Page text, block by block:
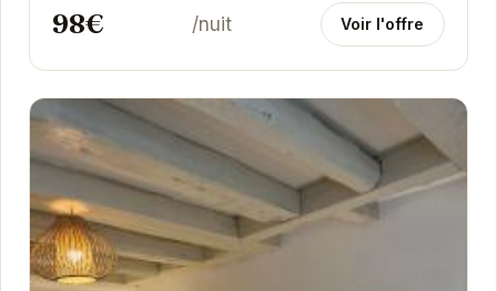
98€ /nuit Voir l'offre